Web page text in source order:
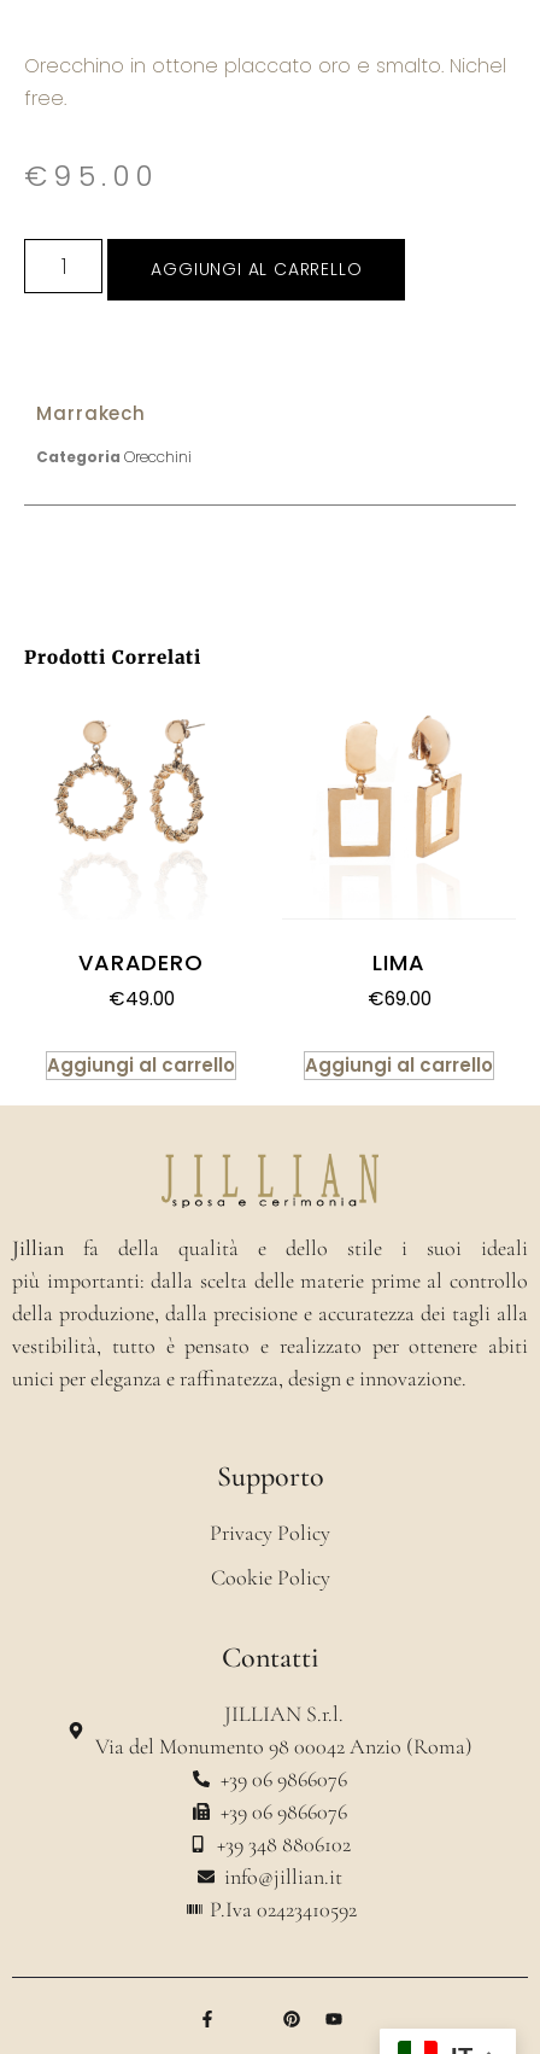
Orecchino in ottone placcato oro e smalto. Nichel
free.
€ 95.00
AGGIUNGI AL CARRELLO
Prodotti Correlati
VARADERO
€49.00
Aggiungi al carrello
LIMA
€69.00
Aggiungi al carrello
Marrakech
Categoria Orecchini
Jillian fa della qualità e dello stile i suoi ideali
più importanti: dalla scelta delle materie prime al controllo
della produzione, dalla precisione e accuratezza dei tagli alla
vestibilità, tutto è pensato e realizzato per ottenere abiti
unici per eleganza e raffinatezza, design e innovazione.
Supporto
Privacy Policy
Cookie Policy
Contatti
JILLIAN S.r.l.
Via del Monumento 98 00042 Anzio (Roma)
+39 06 9866076
+39 06 9866076
+39 348 8806102
info@jillian.it
P.Iva 02423410592